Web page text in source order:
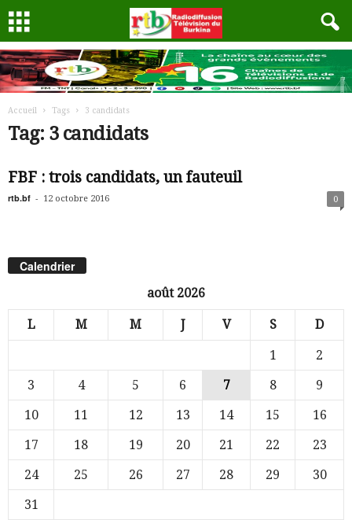
Accueil Tags 3 candidats
Tag: 3 candidats
FBF : trois candidats, un fauteuil
rtb.bf - 12 octobre 2016 0
Calendrier
août 2026
L M M J V S D
1
2
3
4 5 6 7 8
9
10
11 12 13 14 15
16
17
18 19 20 21 22
23
24
25 26 27 28 29
30
31